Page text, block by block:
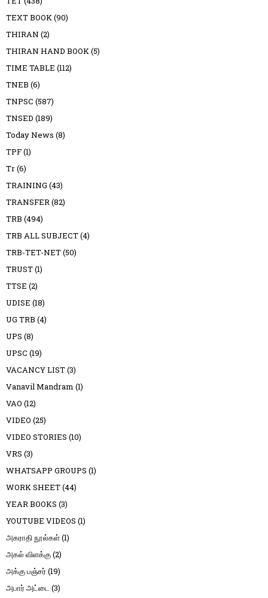
TEXT BOOK(90)
THIRAN (2)
THIRAN HAND BOOK(5)
TIME TABLE (112)
TNEB (6)
TNPSC (587)
TNSED (189)
Today News (8)
TPF(1)
Tr(6)
TRAINING (43)
TRANSFER(82)
TRB (494)
TRB ALL SUBJECT(4)
TRB-TET-NET(50)
TRUST(1)
TTSE (2)
UDISE (18)
UG TRB (4)
UPS (8)
UPSC (19)
VACANCY LIST(3)
Vanavil Mandram (1)
VAO (12)
VIDEO (25)
VIDEO STORIES (10)
VRS (3)
WHATSAPP GROUPS (1)
WORK SHEET(44)
YEAR BOOKS (3)
YOUTUBE VIDEOS (1)
அகராதி நூல்கள்(1)
அகல் விளக்கு(2)
அக்கு பஞ்சர் (19)
அபார் அட்டை (3)